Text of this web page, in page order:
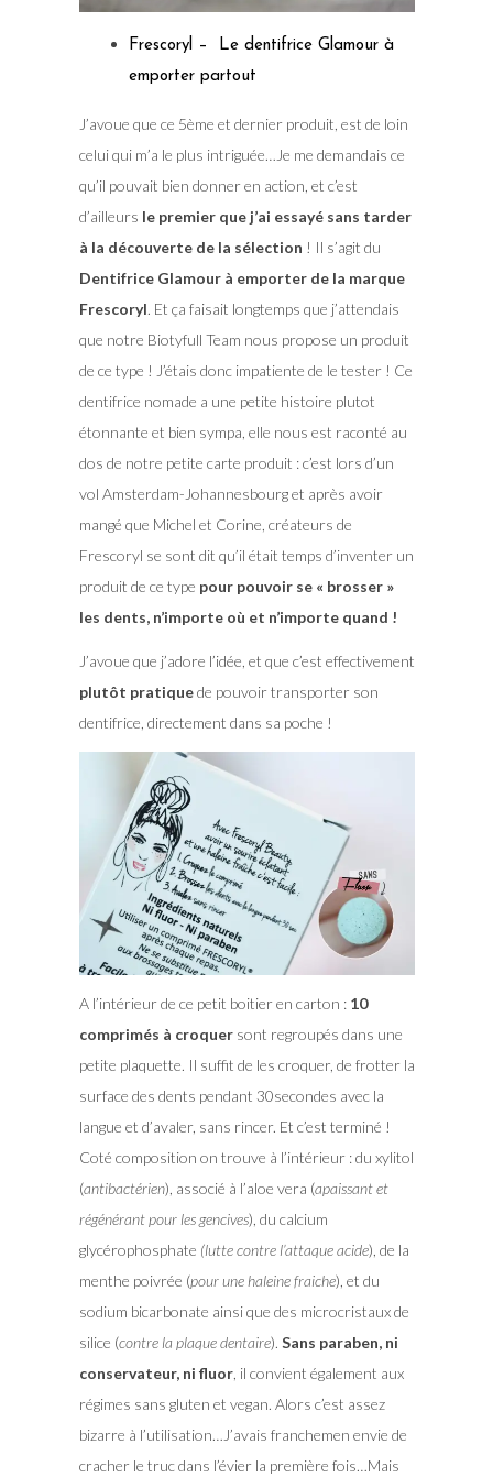
Frescoryl – Le dentifrice Glamour à
emporter partout
J’avoue que ce 5ème et dernier produit, est de loin
celui qui m’a le plus intriguée…Je me demandais ce
qu’il pouvait bien donner en action, et c’est
d’ailleurs le premier que j’ai essayé sans tarder
à la découverte de la sélection ! Il s’agit du
Dentifrice Glamour à emporter de la marque
Frescoryl. Et ça faisait longtemps que j’attendais
que notre Biotyfull Team nous propose un produit
de ce type ! J’étais donc impatiente de le tester ! Ce
dentifrice nomade a une petite histoire plutot
étonnante et bien sympa, elle nous est raconté au
dos de notre petite carte produit : c’est lors d’un
vol Amsterdam-Johannesbourg et après avoir
mangé que Michel et Corine, créateurs de
Frescoryl se sont dit qu’il était temps d’inventer un
produit de ce type pour pouvoir se « brosser »
les dents, n’importe où et n’importe quand !
J’avoue que j’adore l’idée, et que c’est effectivement
plutôt pratiquede pouvoir transporter son
dentifrice, directement dans sa poche !
A l’intérieur de ce petit boitier en carton : 10
comprimés à croquersont regroupés dans une
petite plaquette. Il suffit de les croquer, de frotter la
surface des dents pendant 30secondes avec la
langue et d’avaler, sans rincer. Et c’est terminé !
Coté composition on trouve à l’intérieur : du xylitol
(antibactérien), associé à l’aloe vera (apaissant et
régénérant pour les gencives), du calcium
glycérophosphate (lutte contre l’attaque acide), de la
menthe poivrée (pour une haleine fraiche), et du
sodium bicarbonate ainsi que des microcristaux de
silice (contre la plaque dentaire). Sans paraben, ni
conservateur, ni fluor, il convient également aux
régimes sans gluten et vegan. Alors c’est assez
bizarre à l’utilisation…J’avais franchemen envie de
cracher le truc dans l’évier la première fois…Mais